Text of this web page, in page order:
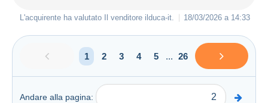
L'acquirente ha valutato Il venditore ilduca-it. 18/03/2026 a 14:33
1 2 3 4 5 ... 26
Andare alla pagina: